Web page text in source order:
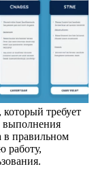
требует
выполнения
в правильном
работу,